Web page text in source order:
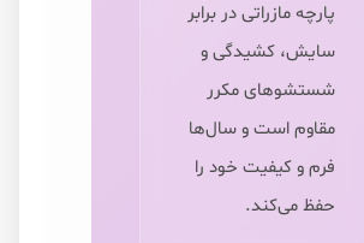
پارچه مازراتی در برابر
سایش، کشیدگی و
شستشوهای مکرر
مقاوم است و سال‌ها
فرم و کیفیت خود را
حفظ می‌کند.